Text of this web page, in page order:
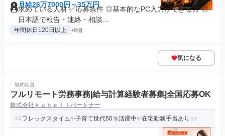
月給26万7000円～35万円
求めている人材 ✅応募条件 ◎基本的なPC入力ができる方 ◎
日本語で報告・連絡・相談...
年間休日120日以上 +8個
気になる
契約社員
フルリモート労務事務|給与計算経験者募集|全国応募OK
株式会社ｋｕｂｅｌｌパートナー
フレックスタイム✨子育て世代60％活躍中✨在宅勤務手当あり